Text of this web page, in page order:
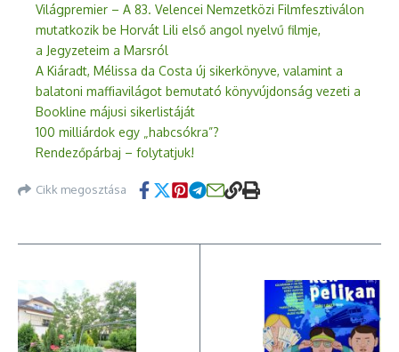
Világpremier – A 83. Velencei Nemzetközi Filmfesztiválon
mutatkozik be Horvát Lili első angol nyelvű filmje,
a Jegyzeteim a Marsról
A Kiáradt, Mélissa da Costa új sikerkönyve, valamint a
balatoni maffiavilágot bemutató könyvújdonság vezeti a
Bookline májusi sikerlistáját
100 milliárdok egy „habcsókra”?
Rendezőpárbaj – folytatjuk!
Cikk megosztása